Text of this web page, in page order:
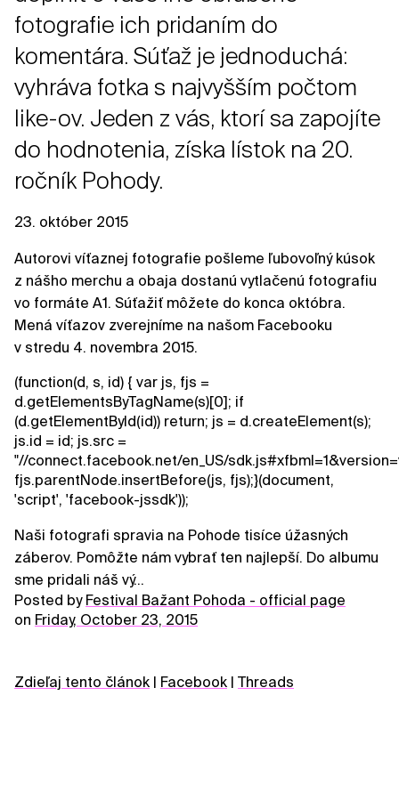
fotografie ich pridaním do
komentára. Súťaž je jednoduchá:
vyhráva fotka s najvyšším počtom
like-ov. Jeden z vás, ktorí sa zapojíte
do hodnotenia, získa lístok na 20.
ročník Pohody.
23. október 2015
Autorovi víťaznej fotografie pošleme ľubovoľný kúsok
z nášho merchu a obaja dostanú vytlačenú fotografiu
vo formáte A1. Súťažiť môžete do konca októbra.
Mená víťazov zverejníme na našom Facebooku
v stredu 4. novembra 2015.
(function(d, s, id) { var js, fjs =
d.getElementsByTagName(s)[0]; if
(d.getElementById(id)) return; js = d.createElement(s);
js.id = id; js.src =
"//connect.facebook.net/en_US/
fjs.parentNode.insertBefore(js, fjs);}(document,
'script', 'facebook-jssdk'));
Naši fotografi spravia na Pohode tisíce úžasných
záberov. Pomôžte nám vybrať ten najlepší. Do albumu
sme pridali náš vý...
Posted by Festival Bažant Pohoda - official page
on Friday, October 23, 2015
Zdieľaj tento článok | Facebook | Threads